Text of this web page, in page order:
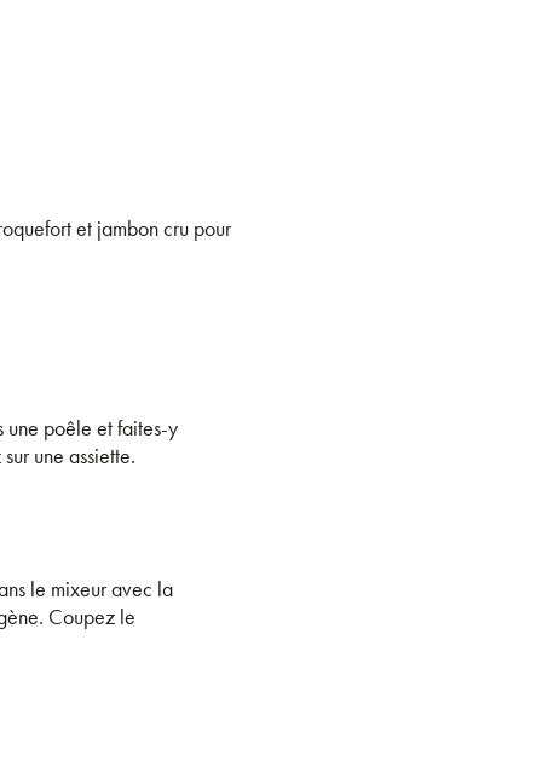
et jambon cru pour
une poêle et faites-y
une assiette.
le mixeur avec la
Coupez le